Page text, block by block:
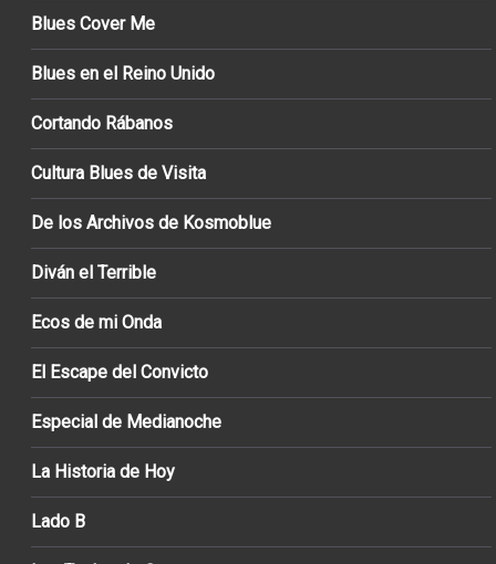
Blues Cover Me
Blues en el Reino Unido
Cortando Rábanos
Cultura Blues de Visita
De los Archivos de Kosmoblue
Diván el Terrible
Ecos de mi Onda
El Escape del Convicto
Especial de Medianoche
La Historia de Hoy
Lado B